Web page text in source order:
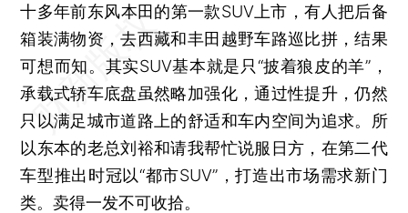
十多年前东风本田的第一款SUV上市，有人把后备
箱装满物资，去西藏和丰田越野车路巡比拼，结果
可想而知。其实SUV基本就是只“披着狼皮的羊”，
承载式轿车底盘虽然略加强化，通过性提升，仍然
只以满足城市道路上的舒适和车内空间为追求。所
以东本的老总刘裕和请我帮忙说服日方，在第二代
车型推出时冠以“都市SUV”，打造出市场需求新门
类。卖得一发不可收拾。